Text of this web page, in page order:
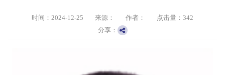
时间：2024-12-25 来源： 作者： 点击量： 342
分享：